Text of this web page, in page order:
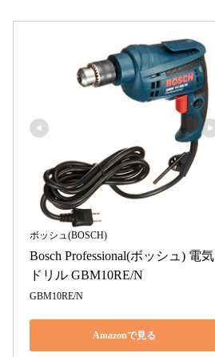
ボッシュ(BOSCH)
Bosch Professional(ボッシュ) 電気
ドリル GBM10RE/N
GBM10RE/N
Amazonで見る